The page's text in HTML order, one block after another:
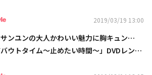
2019/03/19 13:00
ンユンの大人かわいい魅力に胸キュン…
バウトタイム～止めたい時間～」DVDレンタ